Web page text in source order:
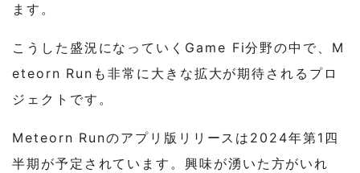
ます。
こうした盛況になっていくGame Fi分野の中で、M
eteorn Runも非常に大きな拡大が期待されるプロ
ジェクトです。
Meteorn Runのアプリ版リリースは2024年第1四
半期が予定されています。興味が湧いた方がいれ